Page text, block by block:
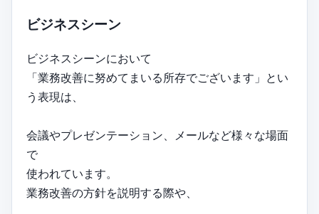
ビジネスシーン
ビジネスシーンにおいて
「業務改善に努めてまいる所存でございます」とい
う表現は、
会議やプレゼンテーション、メールなど様々な場面
で
使われています。
業務改善の方針を説明する際や、